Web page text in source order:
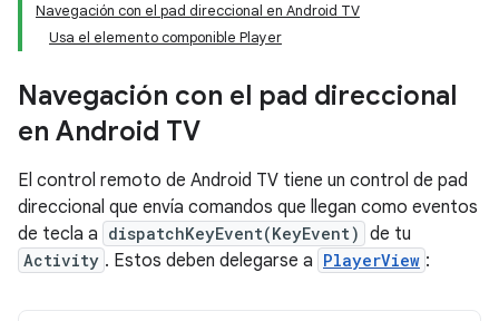
Navegación con el pad direccional en Android TV
Usa el elemento componible Player
Navegación con el pad direccional
en Android TV
El control remoto de Android TV tiene un control de pad
direccional que envía comandos que llegan como eventos
de tecla a dispatchKeyEvent(KeyEvent) de tu
Activity . Estos deben delegarse a PlayerView :